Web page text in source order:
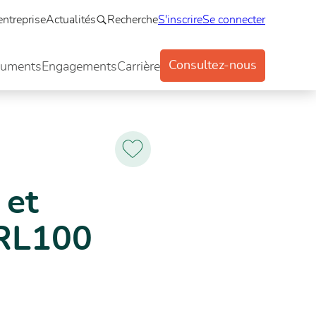
Actualités RechercheS'inscrireSe connecter
EngagementsCarrière Consultez-nous
Ajoutez
et